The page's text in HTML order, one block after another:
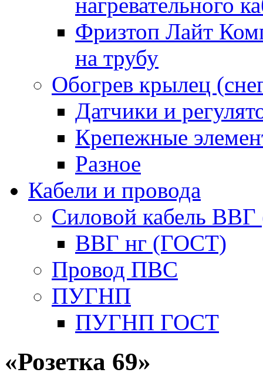
Фризтоп Лайт
на трубу
Обогрев крылец
Датчики и
Крепежные
Разное
Кабели и провода
Силовой кабель
ВВГ нг (ГОСТ)
Провод ПВС
ПУГНП
ПУГНП ГОСТ
«Розетка 69»